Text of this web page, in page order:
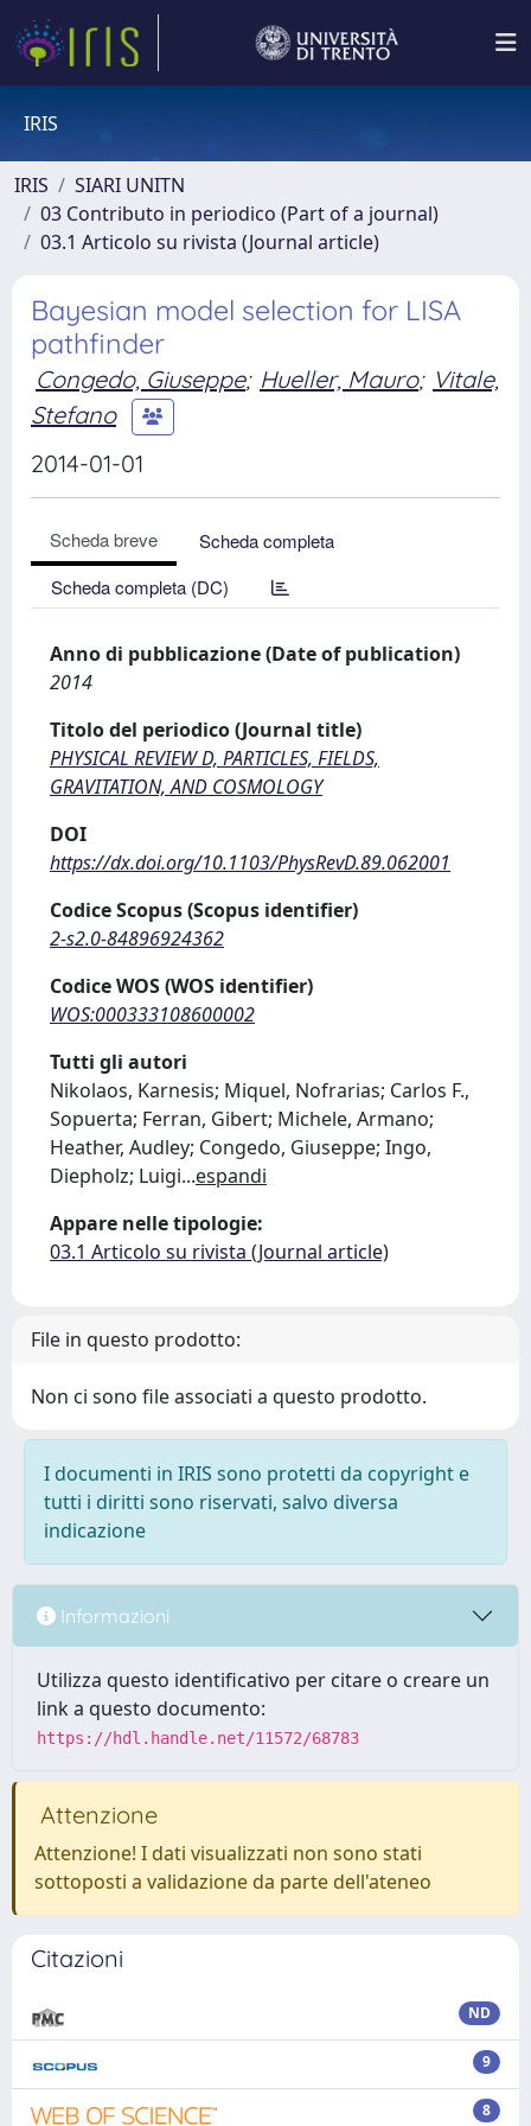
IRIS
IRIS
SIARI UNITN
03 Contributo in periodico (Part of a journal)
03.1 Articolo su rivista (Journal article)
Bayesian model selection for LISA
pathfinder
Congedo, Giuseppe; Hueller, Mauro; Vitale,
Stefano
2014-01-01
Scheda breve
Scheda completa
Scheda completa (DC)
Anno di pubblicazione (Date of publication)
2014
Titolo del periodico (Journal title)
PHYSICAL REVIEW D, PARTICLES, FIELDS,
GRAVITATION, AND COSMOLOGY
DOI
https://dx.doi.org/10.1103/PhysRevD.89.062001
Codice Scopus (Scopus identifier)
2-s2.0-84896924362
Codice WOS (WOS identifier)
WOS:000333108600002
Tutti gli autori
Nikolaos, Karnesis; Miquel, Nofrarias; Carlos F.,
Sopuerta; Ferran, Gibert; Michele, Armano;
Heather, Audley; Congedo, Giuseppe; Ingo,
Diepholz; Luigi...espandi
Appare nelle tipologie:
03.1 Articolo su rivista (Journal article)
File in questo prodotto:
Non ci sono file associati a questo prodotto.
I documenti in IRIS sono protetti da copyright e
tutti i diritti sono riservati, salvo diversa
indicazione
Informazioni
Utilizza questo identificativo per citare o creare un
link a questo documento:
https://hdl.handle.net/11572/68783
Attenzione
Attenzione! I dati visualizzati non sono stati
sottoposti a validazione da parte dell'ateneo
Citazioni
ND
9
8